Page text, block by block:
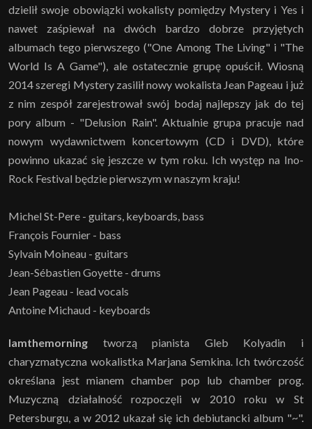
dzielił swoje obowiązki wokalisty pomiędzy Mystery i Yes i
nawet zaśpiewał na dwóch bardzo dobrze przyjętych
albumach tego pierwszego ("One Among The Living" i "The
World Is A Game"), ale ostatecznie grupę opuścił. Wiosną
2014 szeregi Mystery zasilił nowy wokalista Jean Pageau i już
z nim zespół zarejestrował swój bodaj najlepszy jak do tej
pory album - "Delusion Rain". Aktualnie grupa pracuje nad
nowym wydawnictwem koncertowym (CD i DVD), które
powinno ukazać się jeszcze w tym roku. Ich występ na Ino-
Rock Festival będzie pierwszym w naszym kraju!
Michel St-Pere - guitars, keyboards, bass
François Fournier - bass
Sylvain Moineau - guitars
Jean-Sébastien Goyette - drums
Jean Pageau - lead vocals
Antoine Michaud - keyboards
Iamthemorning tworzą pianista Gleb Kolyadin i
charyzmatyczna wokalistka Marjana Semkina. Ich twórczość
określana jest mianem chamber pop lub chamber prog.
Muzyczną działalność rozpoczęli w 2010 roku w St
Petersburgu, a w 2012 ukazał się ich debiutancki album "~".